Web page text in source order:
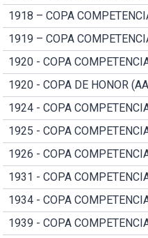
1918 – COPA
1919 – COPA
1920 - COPA
1920 - COPA DE HONOR
1924 - COPA
1925 - COPA
1926 - COPA
1931 - COPA
1934 - COPA
1939 - COPA